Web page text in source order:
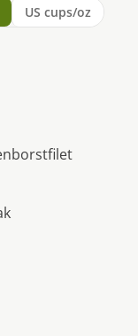
US cups/oz